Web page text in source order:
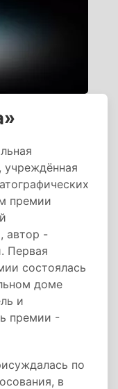
учреждённая
премии
автор -
Первая
состоялась
доме
и
премии -
по
в